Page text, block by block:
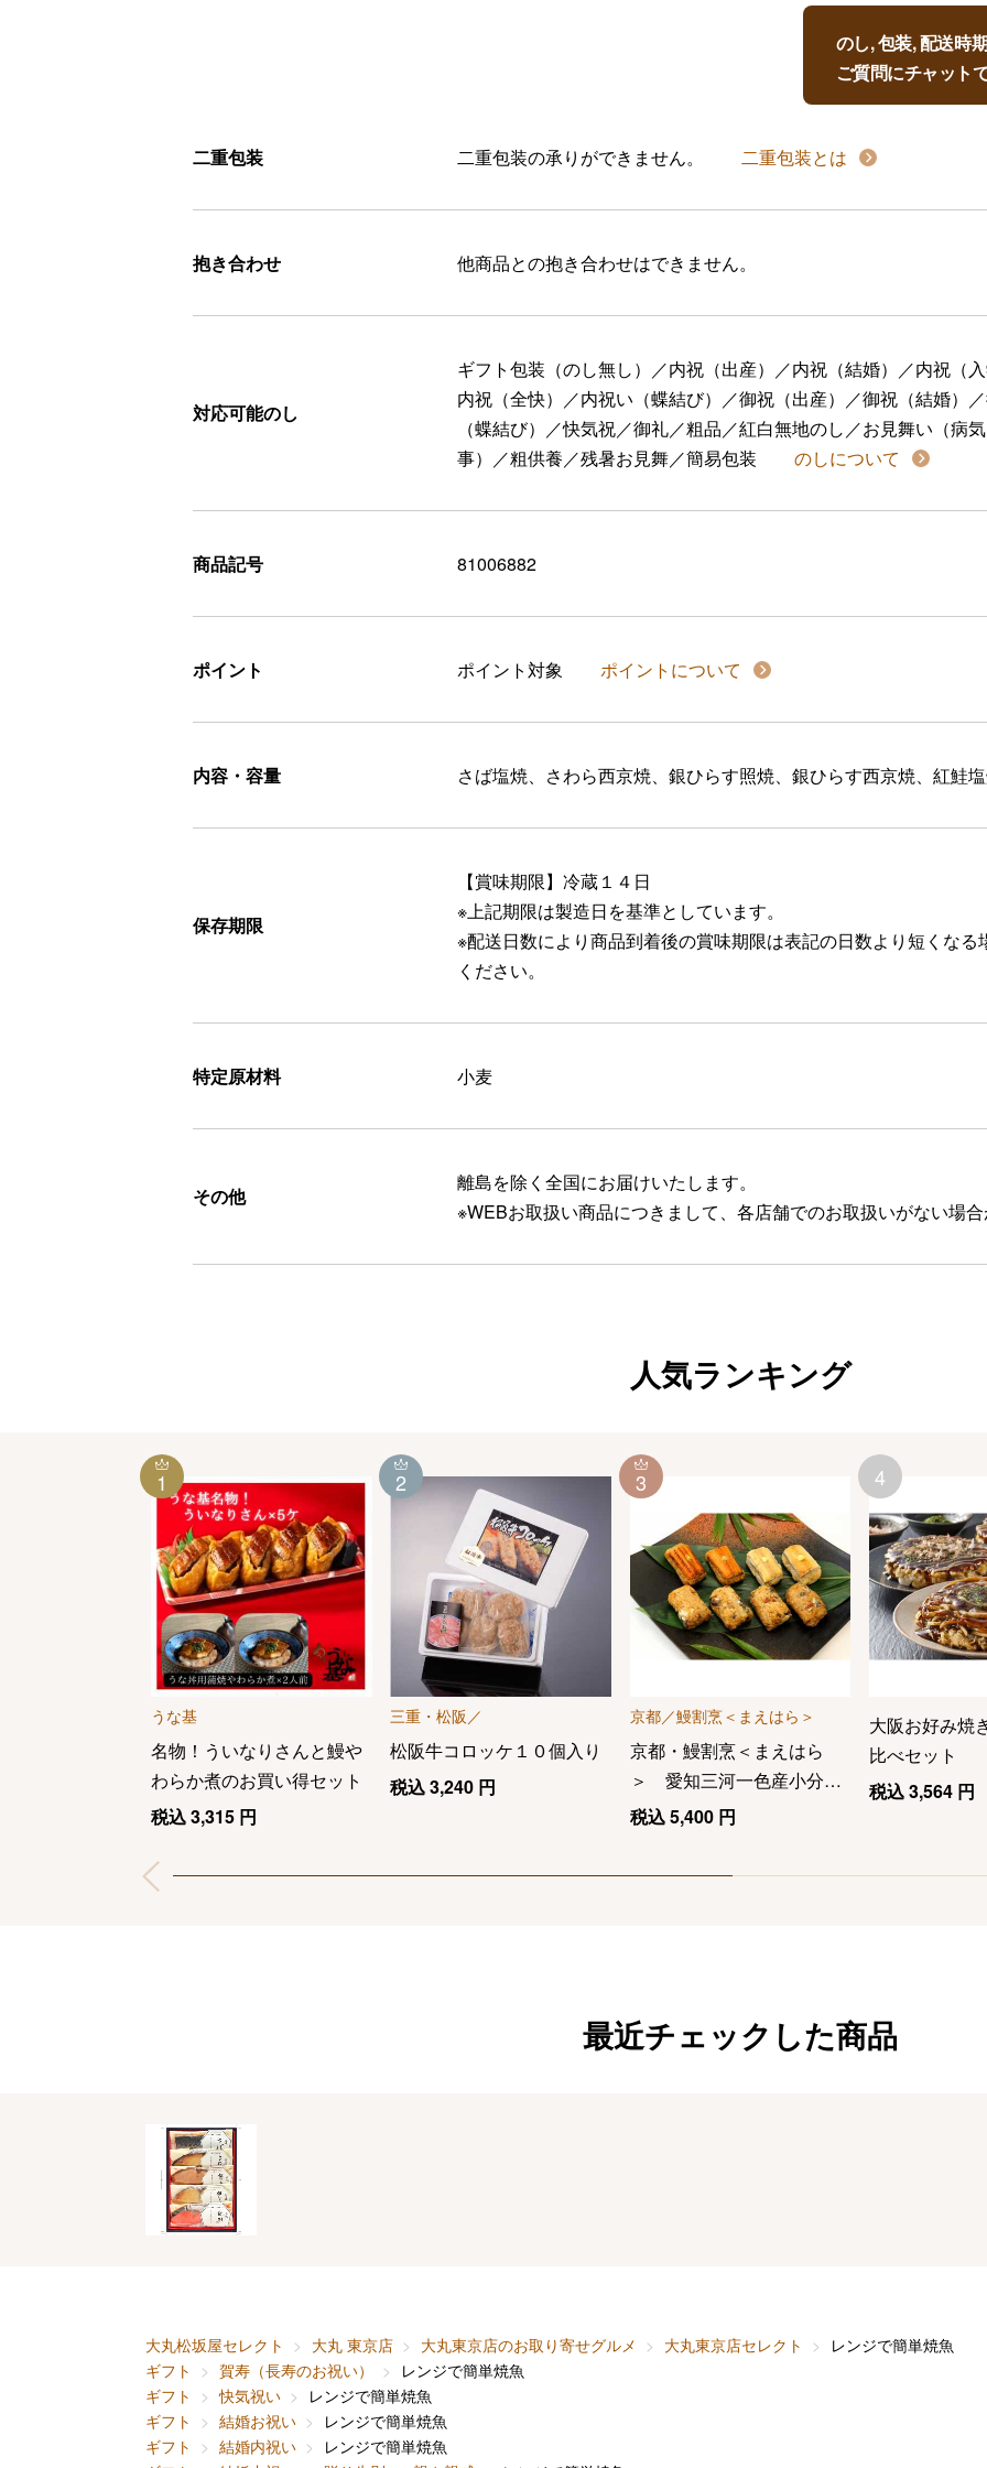
のし, 包装, 配送時
ご質問にチャット
二重包装 二重包装の承りができません。 二重包装とは
抱き合わせ 他商品との抱き合わせはできません。
対応可能のし
ギフト包装（のし無し）／内祝（出産）／内祝（結婚）／内祝（
内祝（全快）／内祝い（蝶結び）／御祝（出産）／御祝（結婚）
（蝶結び）／快気祝／御礼／粗品／紅白無地のし／お見舞い（病
事）／粗供養／残暑お見舞／簡易包装
のしについて
商品記号 81006882
ポイント ポイント対象 ポイントについて
内容・容量 さば塩焼、さわら西京焼、銀ひらす照焼、銀ひらす西京焼、紅鮭
保存期限
【賞味期限】冷蔵１４日
※上記期限は製造日を基準としています。
※配送日数により商品到着後の賞味期限は表記の日数より短くな
ください。
特定原材料 小麦
その他
離島を除く全国にお届けいたします。
※WEBお取扱い商品につきまして、各店舗でのお取扱いがない場合
人気ランキング
うな基
名物！ういなりさんと鰻や
わらか煮のお買い得セット
税込3,315 円
1
三重・松阪／
松阪牛コロッケ１０個入り
税込3,240 円
2
京都／鰻割烹＜まえはら＞
京都・鰻割烹＜まえはら
＞ 愛知三河一色産小分け
うなぎおこわ
税込5,400円
3
大阪お好み焼
比べセット
税込3,564 円
4
最近チェックした商品
大丸松坂屋セレクト 大丸 東京店 大丸東京店のお取り寄せグルメ 大丸東京店セレクト
レンジで簡単焼魚
ギフト
賀寿（長寿のお祝い）
レンジで簡単焼魚
ギフト
快気祝い
レンジで簡単焼魚
ギフト
結婚お祝い
レンジで簡単焼魚
ギフト
結婚内祝い
レンジで簡単焼魚